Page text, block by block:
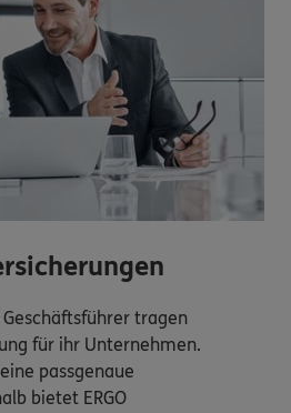
tragen
für ihr Unternehmen.
passgenaue
bietet ERGO